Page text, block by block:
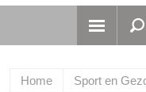
Home Sport en